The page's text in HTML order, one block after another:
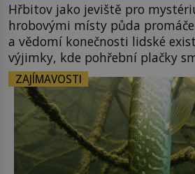
Hřbitov jako jeviště pro
hrobovými místy půda
a vědomí konečnosti lidské
výjimky, kde pohřební plačky
kapesníky nikoli při smutečním
pohledu na výši vyměřené
v nezaměstnanosti. Kam vás
hřbitov, který si vysloužil název
v rumunské vesnici Sapanta,
ZAJÍMAVOSTI